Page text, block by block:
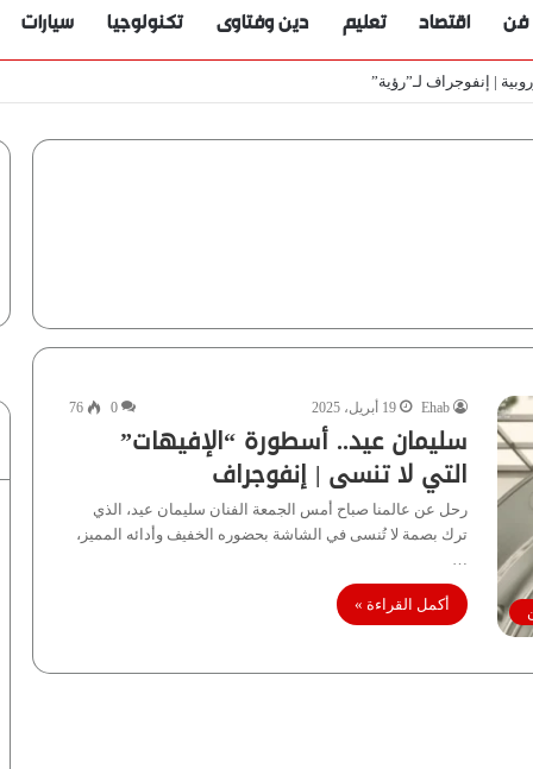
فن اقتصاد تعليم دين وفتاوى تكنولوجيا سيارات
Ehab 19 أبريل، 2025 0
76
سليمان عيد.. أسطورة “الإفيهات”
التي لا تنسى | إنفوجراف
رحل عن عالمنا صباح أمس الجمعة الفنان سليمان عيد، الذي
ترك بصمة لا تُنسى في الشاشة بحضوره الخفيف وأدائه المميز،
أكمل القراءة »